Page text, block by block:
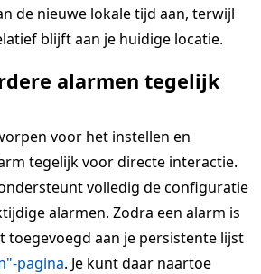
de nieuwe lokale tijd aan, terwijl
blijft aan je huidige locatie.
alarmen tegelijk
voor het instellen en
tegelijk voor directe interactie.
volledig de configuratie
alarmen. Zodra een alarm is
toegevoegd aan je persistente lijst
pagina. Je kunt daar naartoe